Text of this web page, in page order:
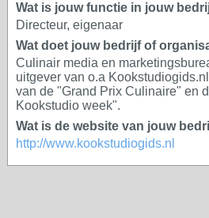
Wat is jouw functie in jouw
Directeur, eigenaar
Wat doet jouw bedrijf of
Culinair media en
uitgever van o.a
van de "Grand Prix Culinaire" en
Kookstudio week".
Wat is de website van jouw
http://www.kookstudiogids.nl